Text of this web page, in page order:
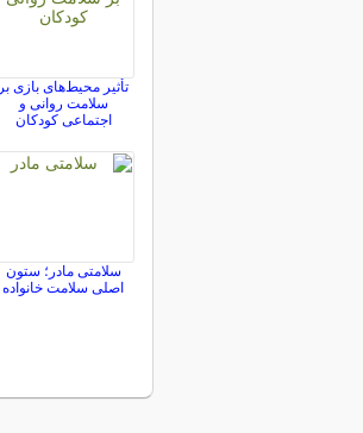
تأثیر محیط‌های بازی بر
سلامت روانی و
اجتماعی کودکان
سلامتی مادر؛ ستون
اصلی سلامت خانواده